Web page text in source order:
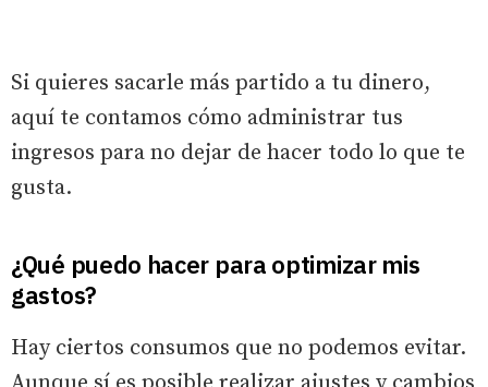
Si quieres sacarle más partido a tu dinero,
aquí te contamos cómo administrar tus
ingresos para no dejar de hacer todo lo que te
gusta.
¿Qué puedo hacer para optimizar mis
gastos?
Hay ciertos consumos que no podemos evitar.